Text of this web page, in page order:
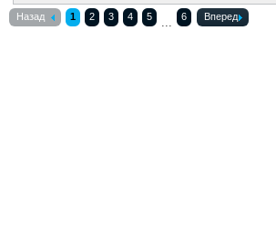
Назад 1 2 3 4 5 ... 6 Вперед